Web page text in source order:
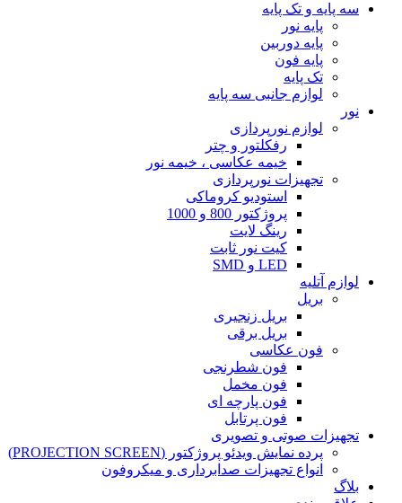
سه پایه و تک پایه
پایه نور
پایه دوربین
پایه فون
تک پایه
لوازم جانبی سه پایه
نور
لوازم نورپردازی
رفکلتور و چتر
خیمه عکاسی ، خیمه نور
تجهیزات نورپردازی
استودیو کروماکی
پروژکتور 800 و 1000
رینگ لایت
کیت نور ثابت
LED و SMD
لوازم آتلیه
بریل
بریل زنجیری
بریل برقی
فون عکاسی
فون شطرنجی
فون مخمل
فون پارچه ای
فون پرتابل
تجهیزات صوتی و تصویری
پرده نمایش ویدئو پروژکتور (PROJECTION SCREEN)
انواع تجهیزات صدابرداری و میکروفون
بلاگ